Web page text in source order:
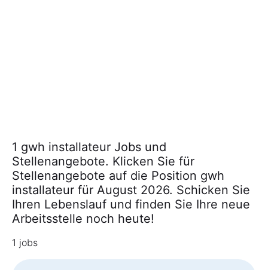
1 gwh installateur Jobs und
Stellenangebote. Klicken Sie für
Stellenangebote auf die Position gwh
installateur für August 2026. Schicken Sie
Ihren Lebenslauf und finden Sie Ihre neue
Arbeitsstelle noch heute!
1 jobs